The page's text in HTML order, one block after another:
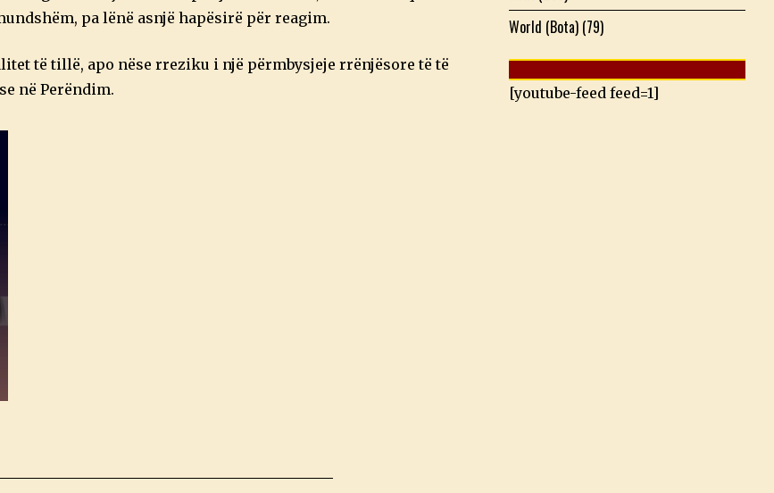
pa lënë asnjë hapësirë ​​për reagim.
të tillë, apo nëse rreziku i një përmbysjeje rrënjësore të të
në Perëndim.
World (Bota) (79)
[youtube-feed feed=1]